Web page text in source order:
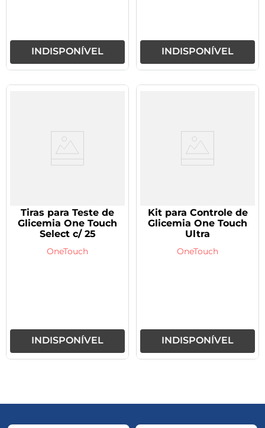
INDISPONÍVEL INDISPONÍVEL
Tiras para Teste de
Glicemia One Touch
Select c/ 25
OneTouch
INDISPONÍVEL
Kit para Controle de
Glicemia One Touch
Ultra
OneTouch
INDISPONÍVEL